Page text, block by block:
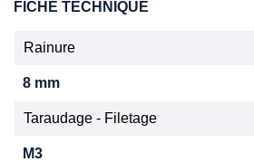
FICHE TECHNIQUE
Rainure
8 mm
Taraudage - Filetage
M3